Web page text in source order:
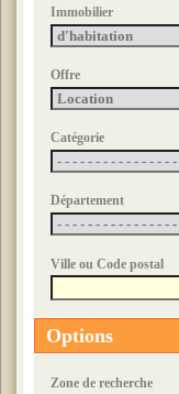
Immobilier
Offre
Catégorie
Département
Ville ou Code postal
Options
Zone de recherche